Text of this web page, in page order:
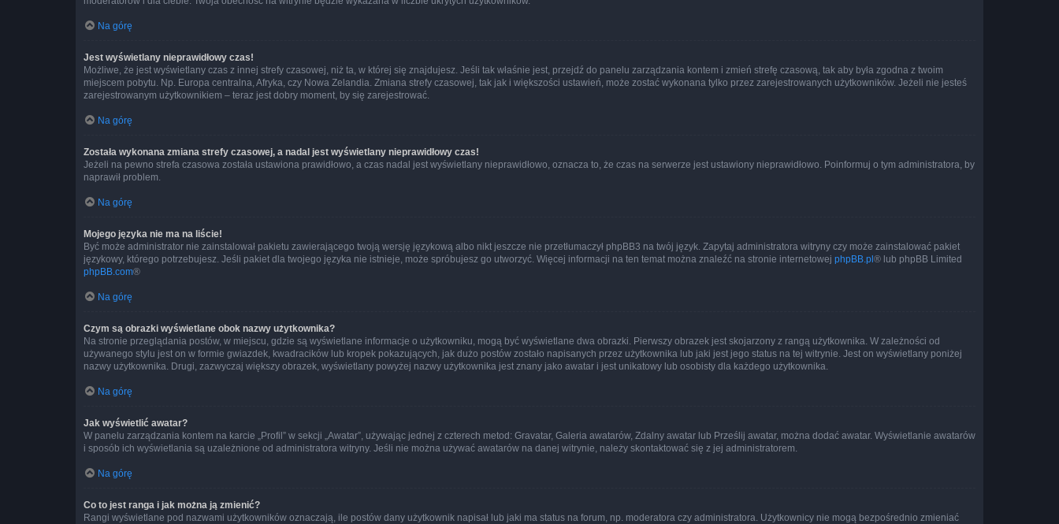
Na górę
Jest wyświetlany nieprawidłowy czas!
Możliwe, że jest wyświetlany czas z innej strefy czasowej, niż ta, w której się znajdujesz. Jeśli tak właśnie jest, przejdź do panelu zarządzania kontem i zmień strefę czasową, tak aby była zgodna z twoim
miejscem pobytu. Np. Europa centralna, Afryka, czy Nowa Zelandia. Zmiana strefy czasowej, tak jak i większości ustawień, może zostać wykonana tylko przez zarejestrowanych użytkowników. Jeżeli nie jesteś
zarejestrowanym użytkownikiem – teraz jest dobry moment, by się zarejestrować.
Na górę
Została wykonana zmiana strefy czasowej, a nadal jest wyświetlany nieprawidłowy czas!
Jeżeli na pewno strefa czasowa została ustawiona prawidłowo, a czas nadal jest wyświetlany nieprawidłowo, oznacza to, że czas na serwerze jest ustawiony nieprawidłowo. Poinformuj o tym administratora, by
naprawił problem.
Na górę
Mojego języka nie ma na liście!
Być może administrator nie zainstalował pakietu zawierającego twoją wersję językową albo nikt jeszcze nie przetłumaczył phpBB3 na twój język. Zapytaj administratora witryny czy może zainstalować pakiet
językowy, którego potrzebujesz. Jeśli pakiet dla twojego języka nie istnieje, może spróbujesz go utworzyć. Więcej informacji na ten temat można znaleźć na stronie internetowej phpBB.pl ® lub phpBB Limited
phpBB.com®
Na górę
Czym są obrazki wyświetlane obok nazwy użytkownika?
Na stronie przeglądania postów, w miejscu, gdzie są wyświetlane informacje o użytkowniku, mogą być wyświetlane dwa obrazki. Pierwszy obrazek jest skojarzony z rangą użytkownika. W zależności od
używanego stylu jest on w formie gwiazdek, kwadracików lub kropek pokazujących, jak dużo postów zostało napisanych przez użytkownika lub jaki jest jego status na tej witrynie. Jest on wyświetlany poniżej
nazwy użytkownika. Drugi, zazwyczaj większy obrazek, wyświetlany powyżej nazwy użytkownika jest znany jako awatar i jest unikatowy lub osobisty dla każdego użytkownika.
Na górę
Jak wyświetlić awatar?
W panelu zarządzania kontem na karcie „Profil” w sekcji „Awatar”, używając jednej z czterech metod: Gravatar, Galeria awatarów, Zdalny awatar lub Prześlij awatar, można dodać awatar. Wyświetlanie awatarów
i sposób ich wyświetlania są uzależnione od administratora witryny. Jeśli nie można używać awatarów na danej witrynie, należy skontaktować się z jej administratorem.
Na górę
Co to jest ranga i jak można ją zmienić?
Rangi wyświetlane pod nazwami użytkowników oznaczają, ile postów dany użytkownik napisał lub jaki ma status na forum, np. moderatora czy administratora. Użytkownicy nie mogą bezpośrednio zmieniać